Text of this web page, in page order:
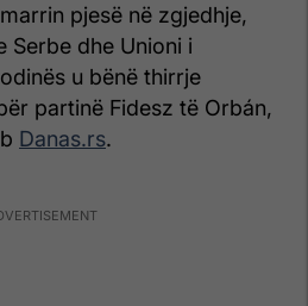
pjesë në zgjedhje,
Serbe dhe Unioni i
u bënë thirrje
partinë Fidesz të Orbán,
Danas.rs.